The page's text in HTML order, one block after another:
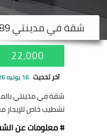
شقة فيمدينتي
22,000
آخر تحديث 16 يونيه 2026
شقة في مدينتي
تشطيب خاص للإيجار مفروش 22,000 جنيه و مكيفه
# معلومات عن